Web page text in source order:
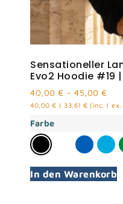
Sensationeller
Evo2 Hoodie
40,00 € – 45,00 €
40,00 € | 33,61 € (inc. | ex.
Farbe
In den Warenkorb